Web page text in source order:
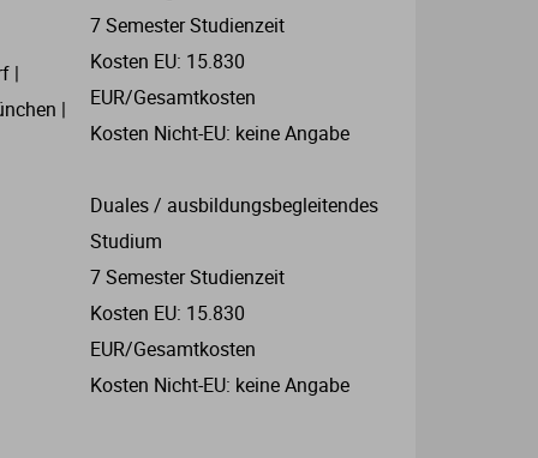
|
|
7 Semester Studienzeit
Kosten EU: 15.830
EUR/Gesamtkosten
Kosten Nicht-EU: keine Angabe
Duales / ausbildungsbegleitendes
Studium
7 Semester Studienzeit
Kosten EU: 15.830
EUR/Gesamtkosten
Kosten Nicht-EU: keine Angabe